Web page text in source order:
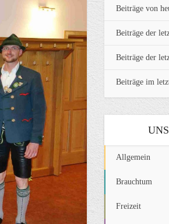
Beiträge von
Beiträge der
Beiträge der
Beiträge im
Allgemein
Brauchtum
Freizeit